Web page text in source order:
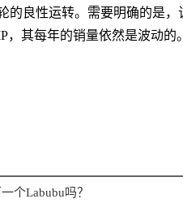
的良性运转。需要明确的是，
，其每年的销量依然是波动的
个Labubu吗？